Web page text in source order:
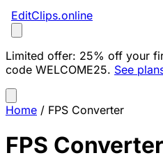
EditClips.online
Limited offer: 25% off your
code WELCOME25. See
Home / FPS Converter
FPS Converter